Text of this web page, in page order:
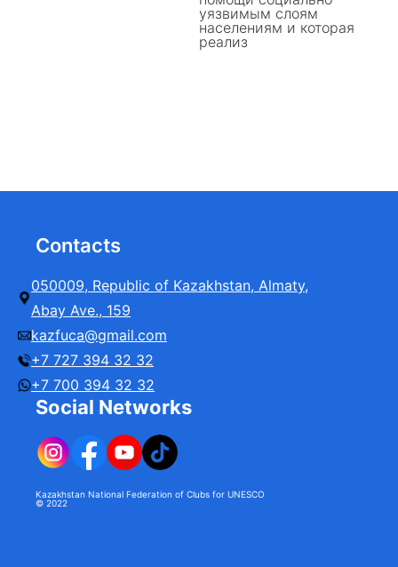
уязвимым слоям
населениям и которая
реализ
Contacts
050009, Republic of Kazakhstan, Almaty,
Abay Ave., 159
kazfuca@gmail.com
+7 727 394 32 32
+7 700 394 32 32
Social Networks
Kazakhstan National Federation of Clubs for UNESCO
© 2022